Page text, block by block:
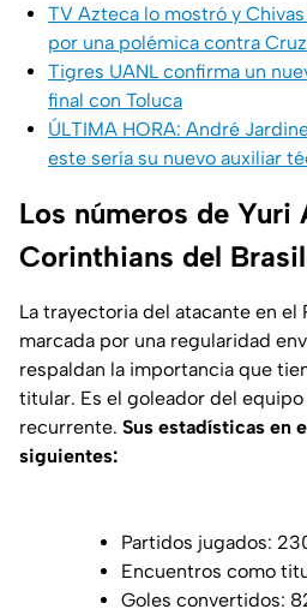
TV Azteca lo mostró y
por una polémica contra
Tigres UANL confirma un
final con Toluca
ÚLTIMA HORA: André
este sería su nuevo auxiliar
Los números de Yuri
Corinthians del
La trayectoria del atacante en el
marcada por una regularidad
respaldan la importancia que
titular. Es el goleador del
recurrente. Sus estadísticas en
siguientes:
Partidos jugados:
Encuentros como
Goles convertidos: